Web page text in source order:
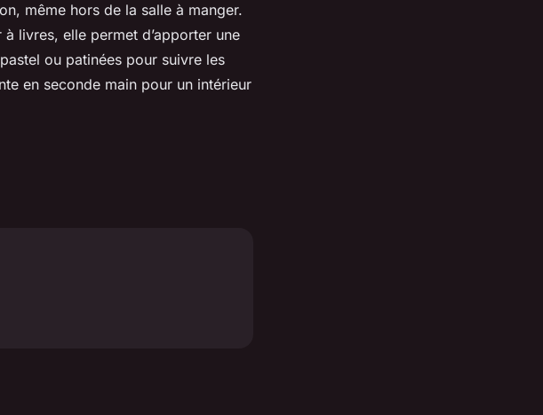
même hors de la salle à manger.
livres, elle permet d’apporter une
ou patinées pour suivre les
en seconde main pour un intérieur